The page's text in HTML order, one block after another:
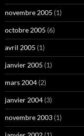
novembre 2005 (1)
octobre 2005 (6)
avril 2005 (1)
janvier 2005 (1)
mars 2004 (2)
janvier 2004 (3)
novembre 2003 (1)